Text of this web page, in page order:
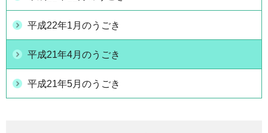
平成22年1月のうごき
平成21年4月のうごき
平成21年5月のうごき